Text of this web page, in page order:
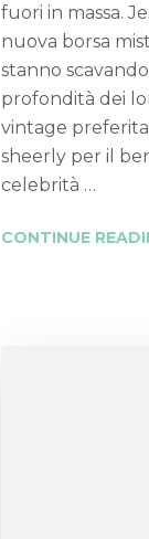
fuori in massa.
nuova borsa
stanno
profondità dei
vintage
sheerly per il
celebrità …
CONTINUE